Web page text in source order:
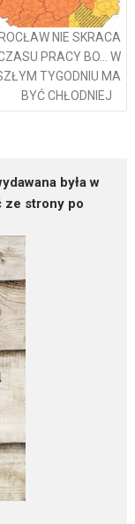
NIE SKRACA
PRACY BO… W
TYGODNIU MA
BYĆ CHŁODNIEJ
była w
ze strony po